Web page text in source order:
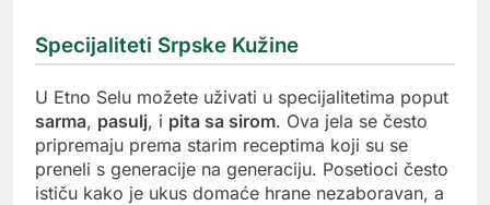
Specijaliteti Srpske Kužine
U Etno Selu možete uživati u specijalitetima poput
sarma, pasulj, i pita sa sirom. Ova jela se često
pripremaju prema starim receptima koji su se
preneli s generacije na generaciju. Posetioci često
ističu kako je ukus domaće hrane nezaboravan, a